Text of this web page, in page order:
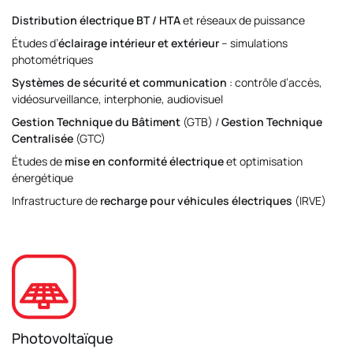
Distribution électrique BT / HTAet réseaux de puissance
Études d’éclairage intérieur et extérieur– simulations
photométriques
Systèmes de sécurité et communication : contrôle d’accès,
vidéosurveillance, interphonie, audiovisuel
Gestion Technique du Bâtiment (GTB) /Gestion Technique
Centralisée (GTC)
Études de mise en conformité électriqueet optimisation
énergétique
Infrastructure de recharge pour véhicules électriques (IRVE)
Photovoltaïque